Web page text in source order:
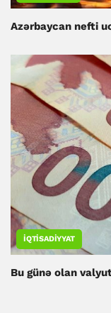
Azərbaycan nefti
İQTISADIYYAT
Bu günə olan